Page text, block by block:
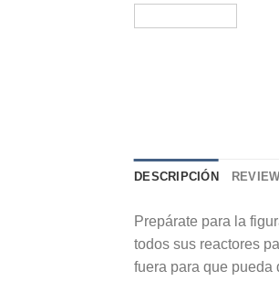
DESCRIPCIÓN
Prepárate para la
todos sus reactores
fuera para que pueda